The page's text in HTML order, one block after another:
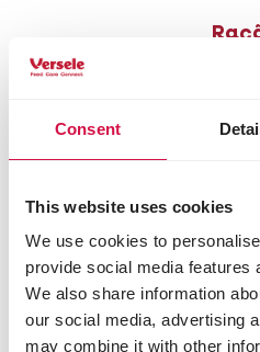
Consent
This website uses cookies
We use cookies to
provide social media features
We also share information
our social media, advertising
may combine it with other
Proporcionar uma dieta
suficientes. Evitar
uma vez que o excesso de
Se quiser evitar que o
estival, tente mantê-lo
Mantenha as pastagens